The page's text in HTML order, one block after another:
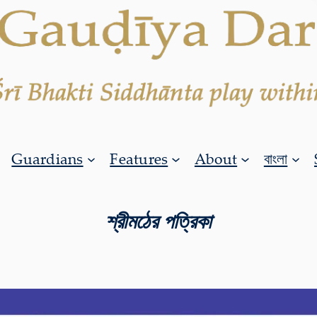
Guardians Features About বাংলা
শ্রীমঠের পত্রিকা